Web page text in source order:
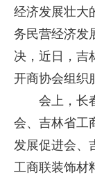
经济发展壮大
务民营经济发
决，近日，吉
开商协会组织
会上，长春
会、吉林省工
发展促进会、
工商联装饰材